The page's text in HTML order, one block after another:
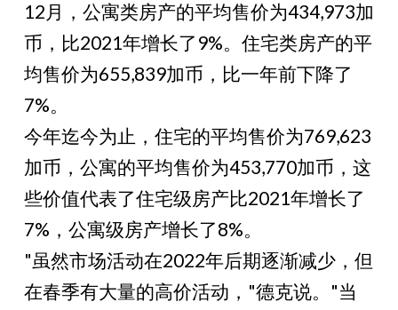
12月，公寓类房产的平均售价为434,973加
币，比2021年增长了9%。住宅类房产的平
均售价为655,839加币，比一年前下降了
7%。
今年迄今为止，住宅的平均售价为769,623
加币，公寓的平均售价为453,770加币，这
些价值代表了住宅级房产比2021年增长了
7%，公寓级房产增长了8%。
"虽然市场活动在2022年后期逐渐减少，但
在春季有大量的高价活动，"德克说。"当